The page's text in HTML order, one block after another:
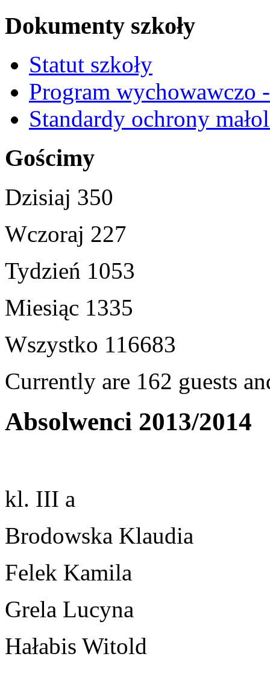
Dokumenty szkoły
Statut szkoły
Program wychowawczo
Standardy ochrony
Gościmy
Dzisiaj 350
Wczoraj 227
Tydzień 1053
Miesiąc 1335
Wszystko 116683
Currently are 162 guests
Absolwenci 2013/2014
kl. III a
Brodowska Klaudia
Felek Kamila
Grela Lucyna
Hałabis Witold